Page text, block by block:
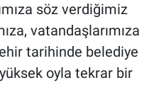
söz verdiğimiz
vatandaşlarımıza
tarihinde belediye
oyla tekrar bir